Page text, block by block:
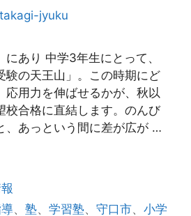
takagi-jyuku
あり 中学3年生にとって、
験の天王山」。この時期にど
応用力を伸ばせるかが、秋以
校合格に直結します。のんび
、あっという間に差が広が …
、塾、学習塾、守口市、小学